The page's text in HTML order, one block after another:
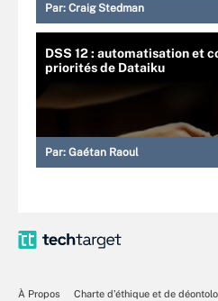
Par: Craig Stedman
DSS 12 : automatisation et
priorités de Dataiku
Par: Gaétan Raoul
À Propos
Charte d’éthique et de